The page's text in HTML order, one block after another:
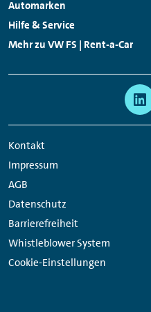
Navigation
Links:
Automarken
Links:
Hilfe & Service
Links:
Mehr zu VW FS | Rent-a-Car
Kontakt
Impressum
AGB
Datenschutz
Barrierefreiheit
Whistleblower System
Cookie-Einstellungen
Network
Links